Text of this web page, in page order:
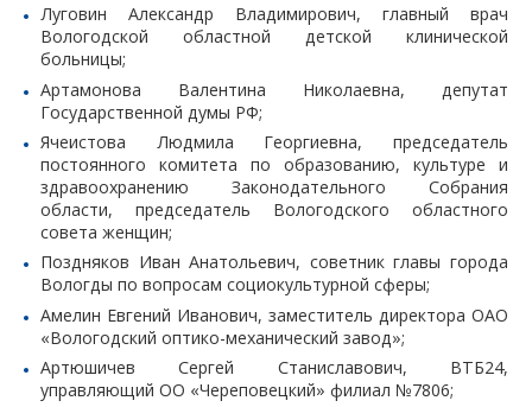
Луговин Александр Владимирович, главный врач
Вологодской областной детской клинической
больницы;
Артамонова Валентина Николаевна, депутат
Государственной думы РФ;
Ячеистова Людмила Георгиевна, председатель
постоянного комитета по образованию, культуре и
здравоохранению Законодательного Собрания
области, председатель Вологодского областного
совета женщин;
Поздняков Иван Анатольевич, советник главы города
Вологды по вопросам социокультурной сферы;
Амелин Евгений Иванович, заместитель директора ОАО
«Вологодский оптико-механический завод»;
Артюшичев Сергей Станиславович, ВТБ24,
управляющий ОО «Череповецкий» филиал №7806;